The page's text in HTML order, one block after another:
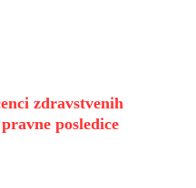
zdravstvenih
posledice